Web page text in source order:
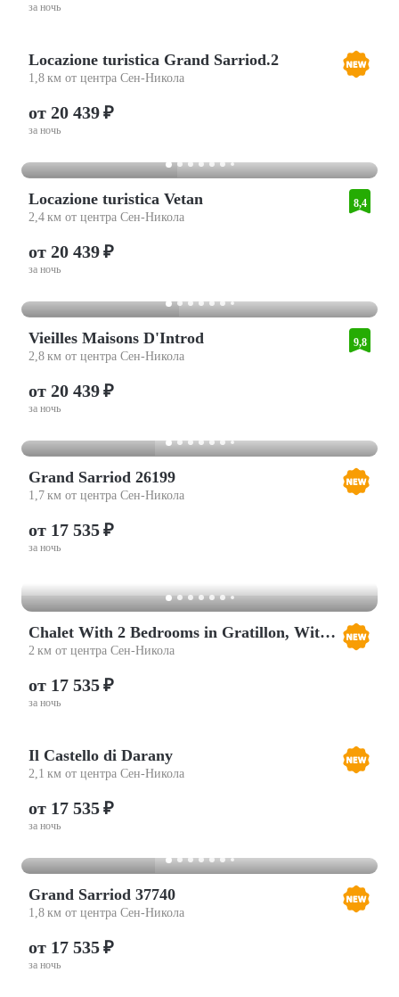
за ночь
Locazione turistica Grand Sarriod.2
1,8 км от центра Сен-Никола
от 20 439 ₽
за ночь
Locazione turistica Vetan
2,4 км от центра Сен-Никола
8,4
от 20 439 ₽
за ночь
Vieilles Maisons D'Introd
2,8 км от центра Сен-Никола
9,8
от 20 439 ₽
за ночь
Grand Sarriod 26199
1,7 км от центра Сен-Никола
от 17 535 ₽
за ночь
Chalet With 2 Bedrooms in Gratillon, With Wonderful Mountain View, Enc
2 км от центра Сен-Никола
от 17 535 ₽
за ночь
Il Castello di Darany
2,1 км от центра Сен-Никола
от 17 535 ₽
за ночь
Grand Sarriod 37740
1,8 км от центра Сен-Никола
от 17 535 ₽
за ночь